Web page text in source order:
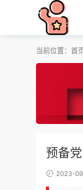
当前位置： 首
预备
2023-